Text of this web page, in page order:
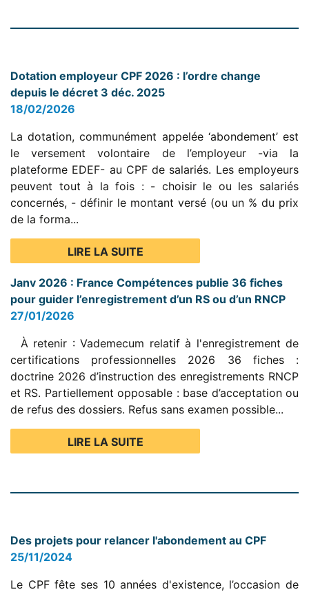
Dotation employeur CPF 2026 : l’ordre change
depuis le décret 3 déc. 2025
18/02/2026
La dotation, communément appelée ‘abondement’ est
le versement volontaire de l’employeur -via la
plateforme EDEF- au CPF de salariés. Les employeurs
peuvent tout à la fois : - choisir le ou les salariés
concernés, - définir le montant versé (ou un % du prix
de la forma...
LIRE LA SUITE
Janv 2026 : France Compétences publie 36 fiches
pour guider l’enregistrement d’un RS ou d’un RNCP
27/01/2026
À retenir : Vademecum relatif à l'enregistrement de
certifications professionnelles 2026 36 fiches :
doctrine 2026 d’instruction des enregistrements RNCP
et RS. Partiellement opposable : base d’acceptation ou
de refus des dossiers. Refus sans examen possible...
LIRE LA SUITE
Des projets pour relancer l'abondement au CPF
25/11/2024
Le CPF fête ses 10 années d'existence, l’occasion de